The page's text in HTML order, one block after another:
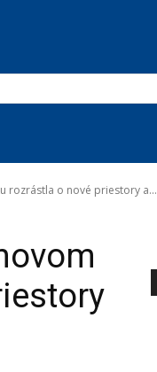
rozrástla o nové priestory a...